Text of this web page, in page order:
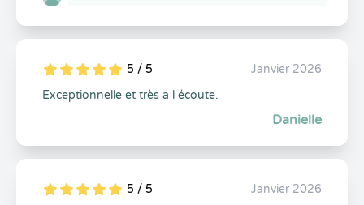
5
1
5
0 5 / 5
Janvier 2026
Exceptionnelle et très a l écoute.
Danielle
5
1
5
0 5 / 5 Janvier 2026